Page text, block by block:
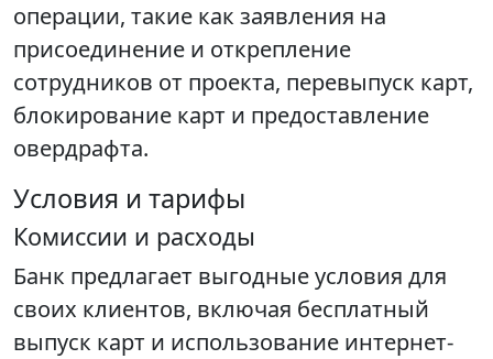
операции, такие как заявления на
присоединение и открепление
сотрудников от проекта, перевыпуск карт,
блокирование карт и предоставление
овердрафта.
Условия и тарифы
Комиссии и расходы
Банк предлагает выгодные условия для
своих клиентов, включая бесплатный
выпуск карт и использование интернет-